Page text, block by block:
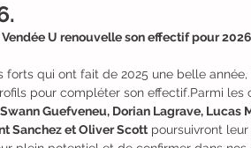
Vendée U renouvelle son effectif pour
forts qui ont fait de 2025 une belle
pour compléter son effectif.Parmi les
Guefveneu, Dorian Lagrave,
Sanchez et Oliver Scott poursuivront